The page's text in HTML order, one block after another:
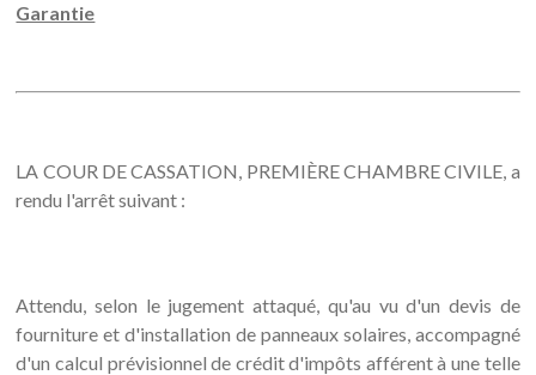
Garantie
LA COUR DE CASSATION, PREMIÈRE CHAMBRE CIVILE, a
rendu l'arrêt suivant :
Attendu, selon le jugement attaqué, qu'au vu d'un devis de
fourniture et d'installation de panneaux solaires, accompagné
d'un calcul prévisionnel de crédit d'impôts afférent à une telle